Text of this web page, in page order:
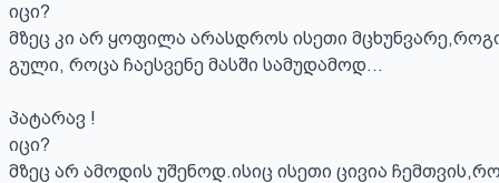
იცი?
მზეც კი არ ყოფილა არასდროს ისეთი
გული, როცა ჩაესვენე მასში სამუდამოდ...
პატარავ !
იცი?
მზეც არ ამოდის უშენოდ.ისიც ისეთი ცივია